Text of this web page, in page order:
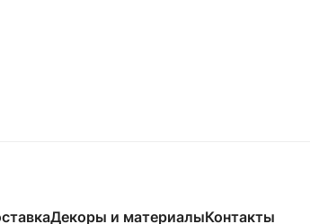
Декоры и материалыКонтакты